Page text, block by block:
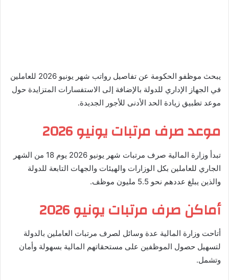
يبحث موظفو الحكومة عن تفاصيل رواتب شهر يونيو 2026 للعاملين
في الجهاز الإداري للدولة بالإضافة إلى الاستفسارات المتزايدة حول
موعد تطبيق زيادة الحد الأدنى للأجور الجديدة.
موعد صرف مرتبات يونيو 2026
تبدأ وزارة المالية صرف مرتبات شهر يونيو 2026 يوم 18 من الشهر
الجاري للعاملين بكل الوزارات والهيئات والجهات التابعة للدولة
والذين يبلغ عددهم نحو 5.5 مليون موظف.
أماكن صرف مرتبات يونيو 2026
أتاحت وزارة المالية عدة وسائل لصرف مرتبات العاملين بالدولة
لتسهيل حصول الموظفين على مستحقاتهم المالية بسهولة وأمان
وتشمل.